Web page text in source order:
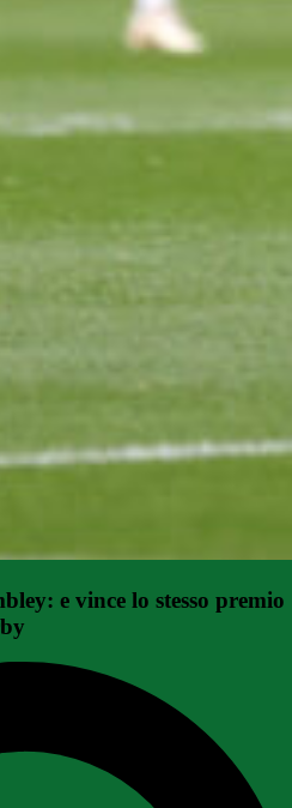
e vince lo stesso premio